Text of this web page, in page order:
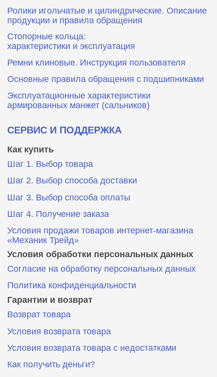
Ролики игольчатые и цилиндрические. Описание
продукции и правила обращения
Стопорные кольца:
характеристики и эксплуатация
Ремни клиновые. Инструкция пользователя
Основные правила обращения с подшипниками
Эксплуатационные характеристики
армированных манжет (сальников)
СЕРВИС И ПОДДЕРЖКА
Как купить
Шаг 1. Выбор товара
Шаг 2. Выбор способа доставки
Шаг 3. Выбор способа оплаты
Шаг 4. Получение заказа
Условия продажи товаров интернет-магазина
«Механик Трейд»
Условия обработки персональных данных
Согласие на обработку персональных данных
Политика конфиденциальности
Гарантии и возврат
Возврат товара
Условия возврата товара
Условия возврата товара с недостатками
Как получить деньги?